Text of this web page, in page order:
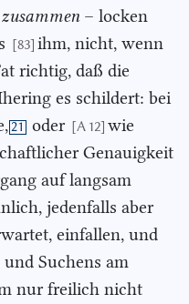
zusammen– locken
[83] ihm, nicht, wenn
richtig, daß die
es schildert: bei
21 oder [A 12] wie
Genauigkeit
auf langsam
jedenfalls aber
einfallen, und
Suchens am
nur freilich nicht